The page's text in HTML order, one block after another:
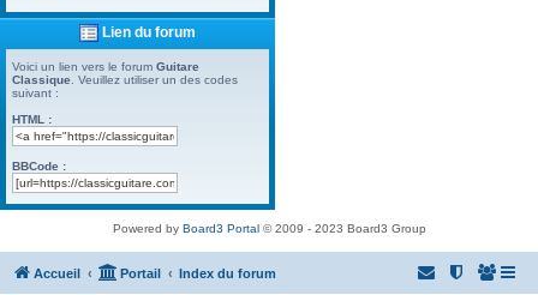
Lien du forum
Voici un lien vers le forum Guitare
Classique . Veuillez utiliser un des codes
suivant :
HTML :
BBCode :
Powered by Board3 Portal© 2009 - 2023 Board3 Group
Accueil Portail Index du forum